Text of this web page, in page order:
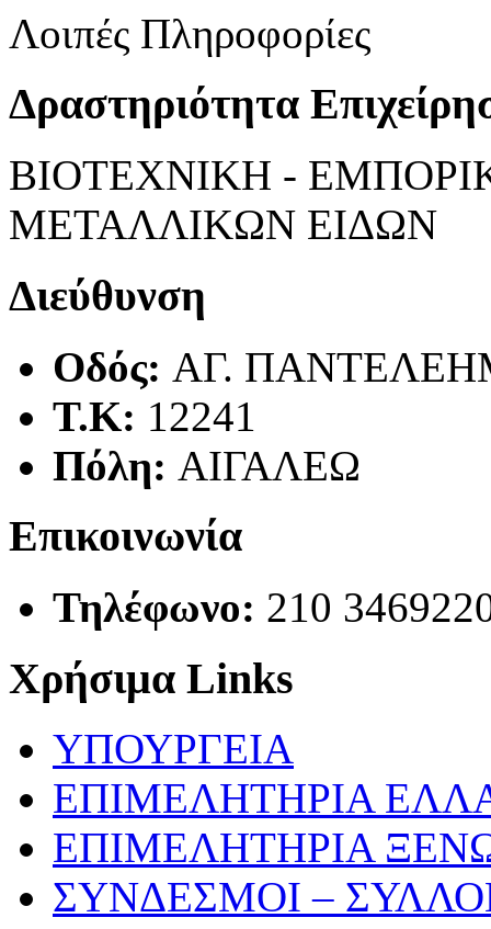
Λοιπές Πληροφορίες
Δραστηριότητα
ΒΙΟΤΕΧΝΙΚΗ -
ΜΕΤΑΛΛΙΚΩΝ ΕΙΔΩΝ
Διεύθυνση
Οδός: ΑΓ.
Τ.Κ: 12241
Πόλη: ΑΙΓΑΛΕΩ
Επικοινωνία
Τηλέφωνο: 210
Χρήσιμα Links
ΥΠΟΥΡΓΕΙΑ
ΕΠΙΜΕΛΗΤΗΡΙΑ
ΕΠΙΜΕΛΗΤΗΡΙΑ
ΣΥΝΔΕΣΜΟΙ –